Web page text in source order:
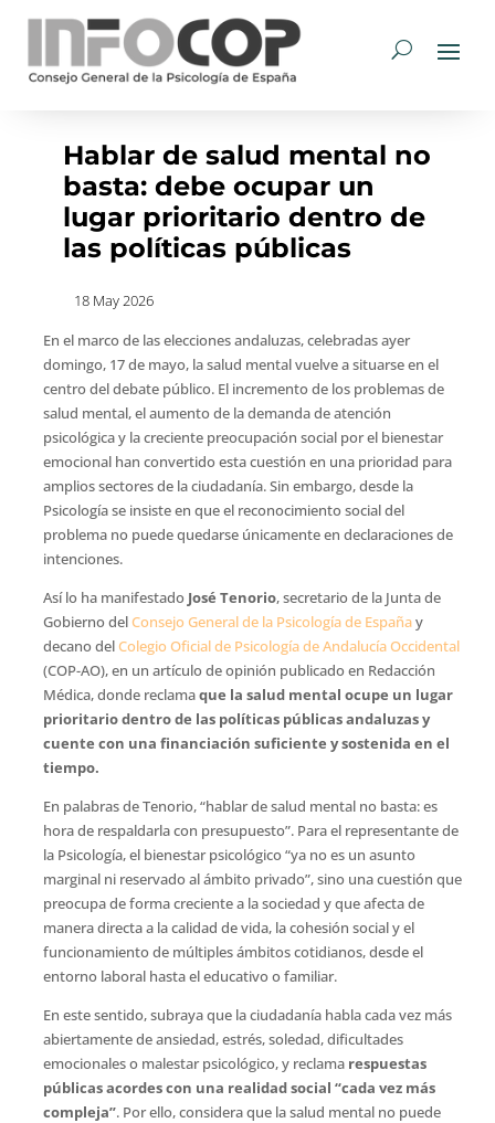
Hablar de salud mental no
basta: debe ocupar un
lugar prioritario dentro de
las políticas públicas
18 May 2026
En el marco de las elecciones andaluzas, celebradas ayer
domingo, 17 de mayo, la salud mental vuelve a situarse en el
centro del debate público. El incremento de los problemas de
salud mental, el aumento de la demanda de atención
psicológica y la creciente preocupación social por el bienestar
emocional han convertido esta cuestión en una prioridad para
amplios sectores de la ciudadanía. Sin embargo, desde la
Psicología se insiste en que el reconocimiento social del
problema no puede quedarse únicamente en declaraciones de
intenciones.
Así lo ha manifestado José Tenorio, secretario de la Junta de
Gobierno delConsejo General de la Psicología de Españay
decano delColegio Oficial de Psicología de Andalucía Occidental
(COP-AO), en un artículo de opinión publicado en Redacción
Médica, donde reclamaque la salud mental ocupe un lugar
prioritario dentro de las políticas públicas andaluzas y
cuente con una financiación suficiente y sostenida en el
tiempo.
En palabras de Tenorio, “hablar de salud mental no basta: es
hora de respaldarla con presupuesto”. Para el representante de
la Psicología, el bienestar psicológico “ya no es un asunto
marginal ni reservado al ámbito privado”, sino una cuestión que
preocupa de forma creciente a la sociedad y que afecta de
manera directa a la calidad de vida, la cohesión social y el
funcionamiento de múltiples ámbitos cotidianos, desde el
entorno laboral hasta el educativo o familiar.
En este sentido, subraya que la ciudadanía habla cada vez más
abiertamente de ansiedad, estrés, soledad, dificultades
emocionales o malestar psicológico, y reclama respuestas
públicas acordes con una realidad social “cada vez más
compleja”. Por ello, considera que la salud mental no puede